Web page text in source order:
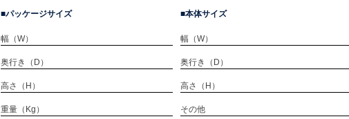
パッケージサイズ
幅（W）
奥行き（D）
高さ（H）
重量（Kg）
本体サイズ
幅（W）
奥行き（D）
高さ（H）
その他